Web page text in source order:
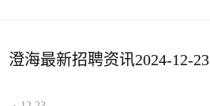
澄海最新招聘资讯2024-12-23